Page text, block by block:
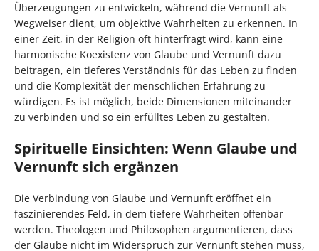
Überzeugungen zu entwickeln, während die Vernunft als
Wegweiser dient, um objektive Wahrheiten zu erkennen. In
einer Zeit, in der Religion oft hinterfragt wird, kann eine
harmonische Koexistenz von Glaube und Vernunft dazu
beitragen, ein tieferes Verständnis für das Leben zu finden
und die Komplexität der menschlichen Erfahrung zu
würdigen. Es ist möglich, beide Dimensionen miteinander
zu verbinden und so ein erfülltes Leben zu gestalten.
Spirituelle Einsichten: Wenn Glaube und
Vernunft sich ergänzen
Die Verbindung von Glaube und Vernunft eröffnet ein
faszinierendes Feld, in dem tiefere Wahrheiten offenbar
werden. Theologen und Philosophen argumentieren, dass
der Glaube nicht im Widerspruch zur Vernunft stehen muss,